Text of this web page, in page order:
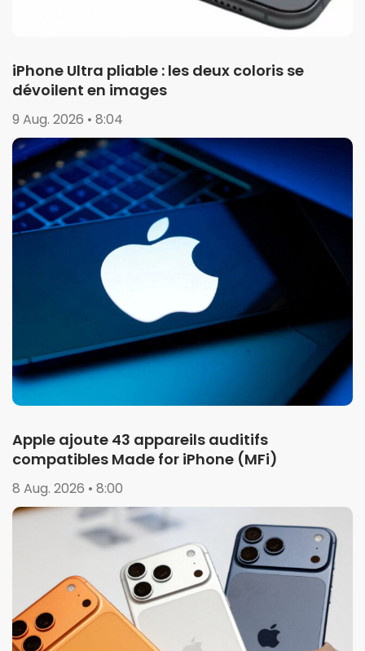
iPhone Ultra pliable : les deux coloris se
dévoilent en images
9 Aug. 2026 • 8:04
Apple ajoute 43 appareils auditifs
compatibles Made for iPhone (MFi)
8 Aug. 2026 • 8:00